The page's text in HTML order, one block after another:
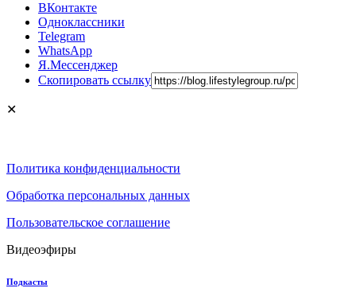
ВКонтакте
Одноклассники
Telegram
WhatsApp
Я.Мессенджер
Скопировать ссылку
✕
Политика конфиденциальности
Обработка персональных данных
Пользовательское соглашение
Видеоэфиры
Подкасты